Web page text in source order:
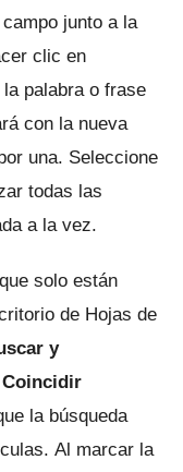
junto a la
clic en
palabra o frase
con la nueva
una. Seleccione
todas las
a la vez.
solo están
de Hojas de
y
Coincidir
la búsqueda
Al marcar la